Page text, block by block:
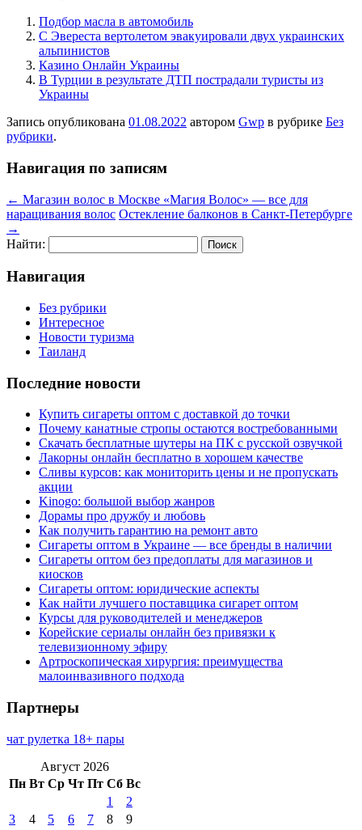
Подбор масла в автомобиль
С Эвереста вертолетом эвакуировали двух украинских
альпинистов
Казино Онлайн Украины
В Турции в результате ДТП пострадали туристы из
Украины
Запись опубликована 01.08.2022 автором Gwp в рубрике Без
рубрики.
Навигация по записям
← Магазин волос в Москве «Магия Волос» — все для
наращивания волос Остекление балконов в Санкт-Петербурге
→
Найти:
Навигация
Без рубрики
Интересное
Новости туризма
Таиланд
Последние новости
Купить сигареты оптом с доставкой до точки
Почему канатные стропы остаются востребованными
Скачать бесплатные шутеры на ПК с русской озвучкой
Лакорны онлайн бесплатно в хорошем качестве
Сливы курсов: как мониторить цены и не пропускать
акции
Kinogo: большой выбор жанров
Дорамы про дружбу и любовь
Как получить гарантию на ремонт авто
Сигареты оптом в Украине — все бренды в наличии
Сигареты оптом без предоплаты для магазинов и
киосков
Сигареты оптом: юридические аспекты
Как найти лучшего поставщика сигарет оптом
Курсы для руководителей и менеджеров
Корейские сериалы онлайн без привязки к
телевизионному эфиру
Артроскопическая хирургия: преимущества
малоинвазивного подхода
Партнеры
чат рулетка 18+ пары
Август 2026
Пн Вт Ср Чт Пт Сб Вс
1
2
3
4 5 6 7 8
9